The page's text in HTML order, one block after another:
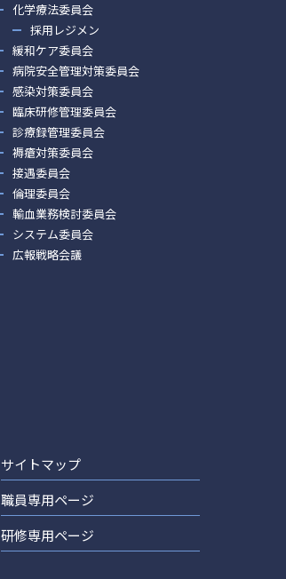
化学療法委員会
採用レジメン
緩和ケア委員会
病院安全管理対策委員会
感染対策委員会
臨床研修管理委員会
診療録管理委員会
褥瘡対策委員会
接遇委員会
倫理委員会
輸血業務検討委員会
システム委員会
広報戦略会議
サイトマップ
職員専用ページ
研修専用ページ